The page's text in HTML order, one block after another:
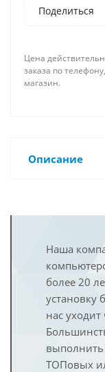
Поделиться
Цена
заказа по
магазин.
Описание
Наша
более 20
установку
нас
выполнить
ТОПовых